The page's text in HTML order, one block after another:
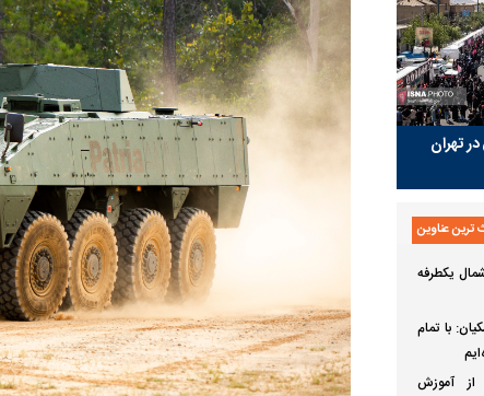
تهران
ترین عناوین
یکطرفه
با تمام
از آموزش